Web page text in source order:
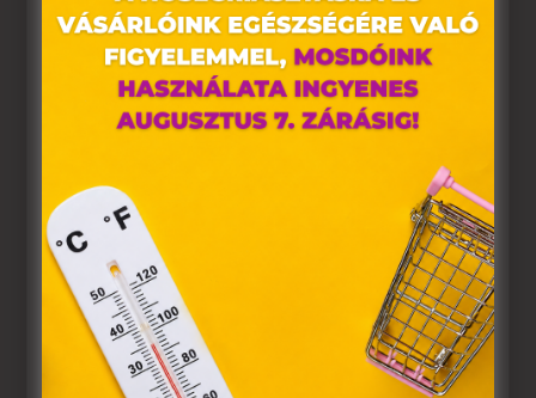
Weboldalunkon „cookie"-kat (továbbiakban „süti")
alkalmazunk. Ezek olyan fájlok, melyek információt
tárolnak webes böngészőjében. Ehhez az Ön
hozzájárulása szükséges.
A „sütiket" az elektronikus hírközlésről szóló 2003. évi C.
törvény, az elektronikus kereskedelmi szolgáltatások, az
információs társadalommal összefüggő szolgáltatások
egyes kérdéseiről szóló 2001. évi CVIII. törvény, valamint
az Európai Unió előírásainak megfelelően használjuk.
Azon weblapoknak, melyek az Európai Unió országain
belül működnek, a „sütik" használatához, és ezeknek a
felhasználó számítógépén vagy egyéb eszközén történő
tárolásához a felhasználók hozzájárulását kell kérniük.